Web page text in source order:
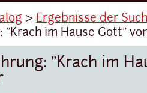
› Ergebnisse der
"Krach im Hause Gott"
"Krach im